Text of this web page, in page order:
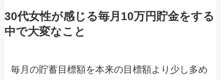
30代女性が感じる毎月10万円貯金をする
中で大変なこと
毎月の貯蓄目標額を本来の目標額より少し多め